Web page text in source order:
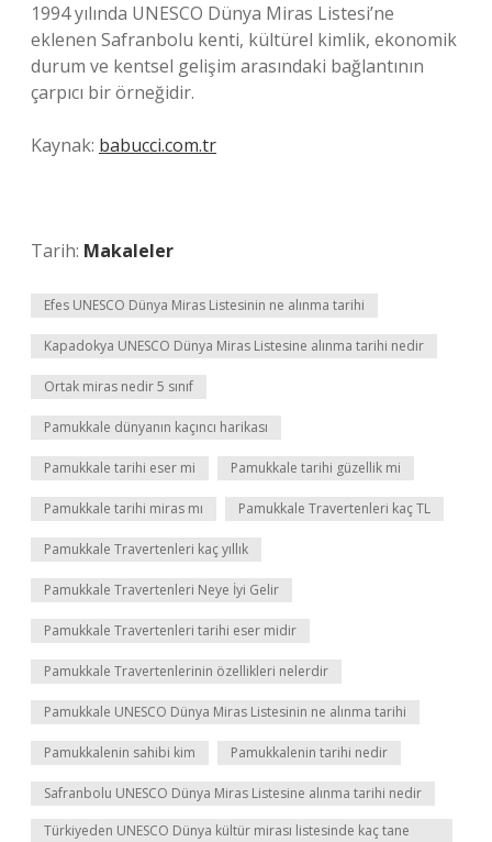
1994 yılında UNESCO Dünya Miras Listesi’ne
eklenen Safranbolu kenti, kültürel kimlik, ekonomik
durum ve kentsel gelişim arasındaki bağlantının
çarpıcı bir örneğidir.
Kaynak: babucci.com.tr
Tarih: Makaleler
Efes UNESCO Dünya Miras Listesinin ne alınma tarihi
Kapadokya UNESCO Dünya Miras Listesine alınma tarihi nedir
Ortak miras nedir 5 sınıf
Pamukkale dünyanın kaçıncı harikası
Pamukkale tarihi eser mi Pamukkale tarihi güzellik mi
Pamukkale tarihi miras mı Pamukkale Travertenleri kaç TL
Pamukkale Travertenleri kaç yıllık
Pamukkale Travertenleri Neye İyi Gelir
Pamukkale Travertenleri tarihi eser midir
Pamukkale Travertenlerinin özellikleri nelerdir
Pamukkale UNESCO Dünya Miras Listesinin ne alınma tarihi
Pamukkalenin sahibi kim Pamukkalenin tarihi nedir
Safranbolu UNESCO Dünya Miras Listesine alınma tarihi nedir
Türkiyeden UNESCO Dünya kültür mirası listesinde kaç tane